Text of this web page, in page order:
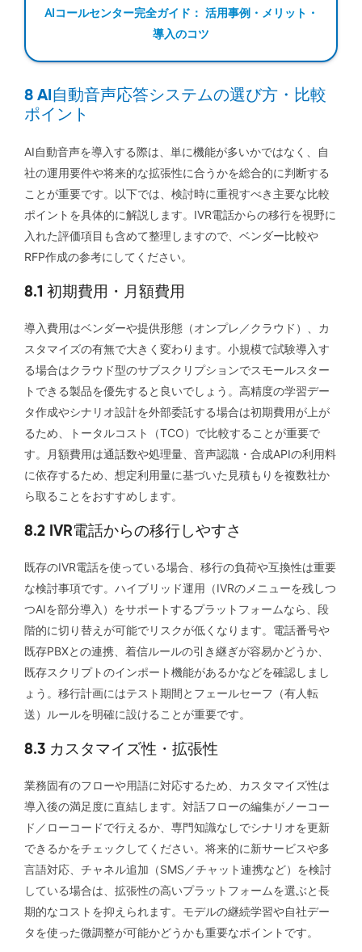
AIコールセンター完全ガイド： 活用事例・メリット・
導入のコツ
8 AI自動音声応答システムの選び方・比較
ポイント
AI自動音声を導入する際は、単に機能が多いかではなく、自
社の運用要件や将来的な拡張性に合うかを総合的に判断する
ことが重要です。以下では、検討時に重視すべき主要な比較
ポイントを具体的に解説します。IVR電話からの移行を視野に
入れた評価項目も含めて整理しますので、ベンダー比較や
RFP作成の参考にしてください。
8.1 初期費用・月額費用
導入費用はベンダーや提供形態（オンプレ／クラウド）、カ
スタマイズの有無で大きく変わります。小規模で試験導入す
る場合はクラウド型のサブスクリプションでスモールスター
トできる製品を優先すると良いでしょう。高精度の学習デー
タ作成やシナリオ設計を外部委託する場合は初期費用が上が
るため、トータルコスト（TCO）で比較することが重要で
す。月額費用は通話数や処理量、音声認識・合成APIの利用料
に依存するため、想定利用量に基づいた見積もりを複数社か
ら取ることをおすすめします。
8.2 IVR電話からの移行しやすさ
既存のIVR電話を使っている場合、移行の負荷や互換性は重要
な検討事項です。ハイブリッド運用（IVRのメニューを残しつ
つAIを部分導入）をサポートするプラットフォームなら、段
階的に切り替えが可能でリスクが低くなります。電話番号や
既存PBXとの連携、着信ルールの引き継ぎが容易かどうか、
既存スクリプトのインポート機能があるかなどを確認しまし
ょう。移行計画にはテスト期間とフェールセーフ（有人転
送）ルールを明確に設けることが重要です。
8.3 カスタマイズ性・拡張性
業務固有のフローや用語に対応するため、カスタマイズ性は
導入後の満足度に直結します。対話フローの編集がノーコー
ド／ローコードで行えるか、専門知識なしでシナリオを更新
できるかをチェックしてください。将来的に新サービスや多
言語対応、チャネル追加（SMS／チャット連携など）を検討
している場合は、拡張性の高いプラットフォームを選ぶと長
期的なコストを抑えられます。モデルの継続学習や自社デー
タを使った微調整が可能かどうかも重要なポイントです。